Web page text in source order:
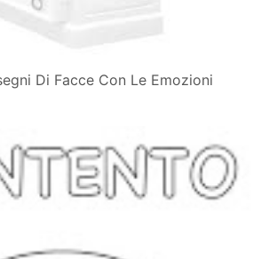
Di Facce Con Le Emozioni